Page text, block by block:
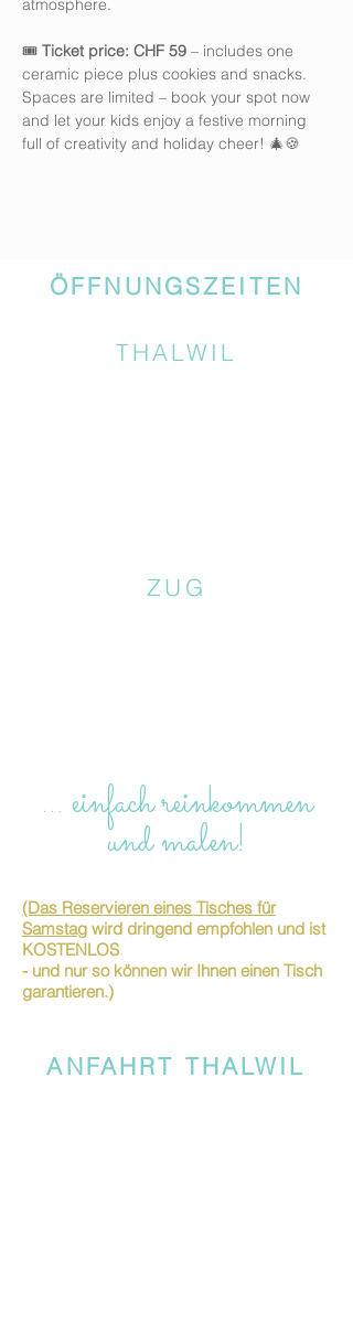
atmosphere.
🎟 Ticket price: CHF 59 – includes one
ceramic piece plus cookies and snacks.
Spaces are limited – book your spot now
and let your kids enjoy a festive morning
full of creativity and holiday cheer! 🎄🍪
ÖFFNUNGSZEITEN
THALWIL
ZUG
… einfach reinkommen
und malen!
(Das Reservieren eines Tisches für
Samstag wird dringend empfohlen und ist
KOSTENLOS
- und nur so können wir Ihnen einen Tisch
garantieren.)
ANFAHRT THALWIL